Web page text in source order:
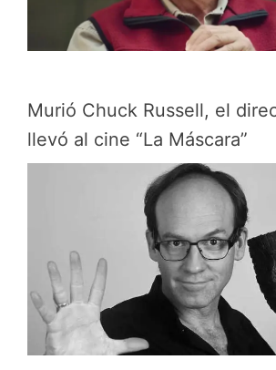
Murió Chuck Russell, el
llevó al cine “La Máscara”